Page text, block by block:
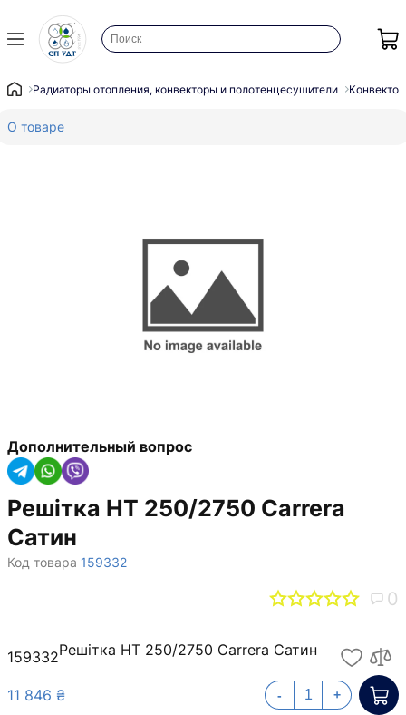
Радиаторы отопления, конвекторы и полотенцесушители
О товаре
Дополнительный вопрос
Решітка НТ 250/2750 Carrera
Сатин
Код товара 159332
0
159332Решітка НТ 250/2750 Carrera Сатин
11 846 ₴
- +